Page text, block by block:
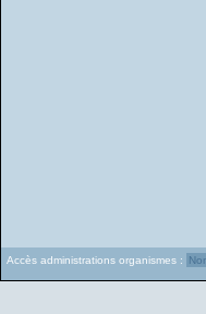
Accès administrations organismes :